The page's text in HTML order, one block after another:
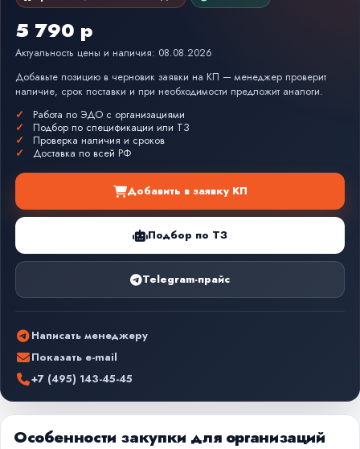
5 790 р
Актуальность цены и наличия: 08.08.2026
Добавьте позицию в черновик заявки на КП — менеджер проверит
наличие, срок поставки и при необходимости предложит аналоги.
Работа по ЭДО с организациями
Подбор по спецификации или ТЗ
Проверка наличия и сроков
Доставка по всей РФ
Добавить в заявку КП
Подбор по ТЗ
Telegram-прайс
Написать менеджеру
Показать e-mail
+7 (495) 143-45-45
Особенности закупки для организаций